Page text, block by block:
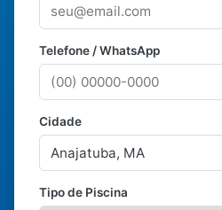
Telefone / WhatsApp
Cidade
Tipo de Piscina